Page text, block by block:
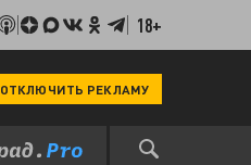
18+
ОТКЛЮЧИТЬ РЕКЛАМУ